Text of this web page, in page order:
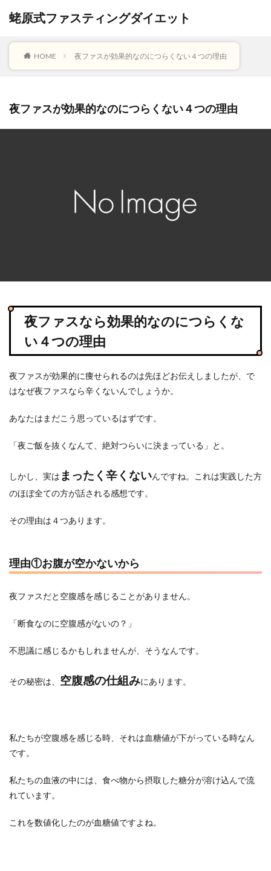
蛯原式ファスティングダイエット
HOME 夜ファスが効果的なのにつらくない４つの理由
夜ファスが効果的なのにつらくない４つの理由
夜ファスなら効果的なのにつらくな
い４つの理由
夜ファスが効果的に痩せられるのは先ほどお伝えしましたが、で
はなぜ夜ファスなら辛くないんでしょうか。
あなたはまだこう思っているはずです。
「夜ご飯を抜くなんて、絶対つらいに決まっている」と。
しかし、実は まったく辛くないんですね。これは実践した方
のほぼ全ての方が話される感想です。
その理由は４つあります。
理由①お腹が空かないから
夜ファスだと空腹感を感じることがありません。
「断食なのに空腹感がないの？」
不思議に感じるかもしれませんが、そうなんです。
その秘密は、 空腹感の仕組みにあります。
私たちが空腹感を感じる時、それは血糖値が下がっている時なん
です。
私たちの血液の中には、食べ物から摂取した糖分が溶け込んで流
れています。
これを数値化したのが血糖値ですよね。